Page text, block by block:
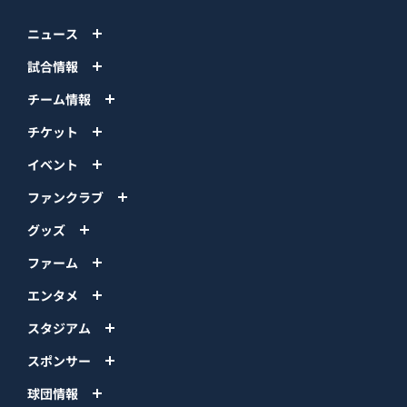
ニュース
試合情報
チーム情報
チケット
イベント
ファンクラブ
グッズ
ファーム
エンタメ
スタジアム
スポンサー
球団情報